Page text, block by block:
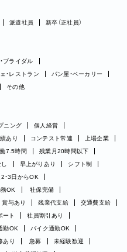
派遣社員 新卒（正社員）
ブライダル
・レストラン
パン屋・ベーカリー
その他
ニング
個人経営
あり コンテスト常連
上場企業
7.5時間
残業月20時間以下
早上がりあり
シフト制
・3日からOK
OK
社保完備
賞与あり 残業代支給
交通費支給
ート
社員割引あり
勤OK
バイク通勤OK
あり 急募
未経験歓迎